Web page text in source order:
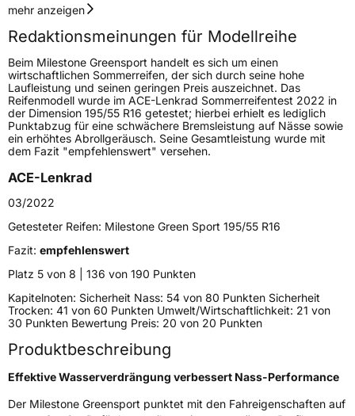
Geschwindigkeitsindex
Höchstgeschwindigkeit
180 km/h
Lastindex69
Höchstlast325 kg
Generelle Merkmale
FahrzeugtypPKW
Verwendung
Modellname Greensport
Fahrzeugart PKW & SUV
Weitere Eigenschaften
SchlauchtypTL
EU Label
mehr anzeigen
Redaktionsmeinungen für Modellreihe
Beim Milestone Greensport handelt es sich um einen
wirtschaftlichen Sommerreifen, der sich durch seine hohe
Laufleistung und seinen geringen Preis auszeichnet. Das
Reifenmodell wurde im ACE-Lenkrad Sommerreifentest 2022 in
der Dimension 195/55 R16 getestet; hierbei erhielt es lediglich
Punktabzug für eine schwächere Bremsleistung auf Nässe sowie
ein erhöhtes Abrollgeräusch. Seine Gesamtleistung wurde mit
dem Fazit "empfehlenswert" versehen.
ACE-Lenkrad
03/2022
Getesteter Reifen: Milestone Green Sport 195/55 R16
Fazit: empfehlenswert
Platz 5 von 8 | 136 von 190 Punkten
Kapitelnoten: Sicherheit Nass: 54 von 80 Punkten Sicherheit
Trocken: 41 von 60 Punkten Umwelt/Wirtschaftlichkeit: 21 von
30 Punkten Bewertung Preis: 20 von 20 Punkten
Produktbeschreibung
Effektive Wasserverdrängung verbessert Nass-Performance
Der Milestone Greensport punktet mit den Fahreigenschaften auf